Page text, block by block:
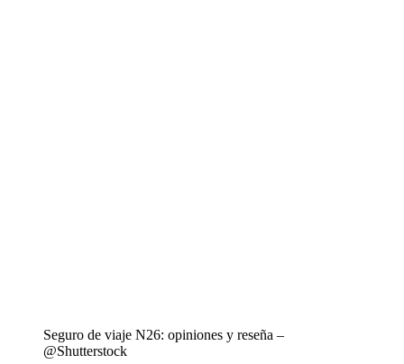
Seguro de viaje N26: opiniones y reseña –
@Shutterstock